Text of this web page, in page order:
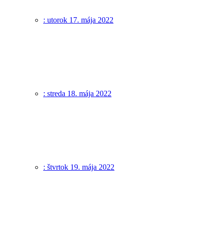
: utorok 17. mája 2022
: streda 18. mája 2022
: štvrtok 19. mája 2022